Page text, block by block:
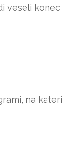
veseli konec
na kateri